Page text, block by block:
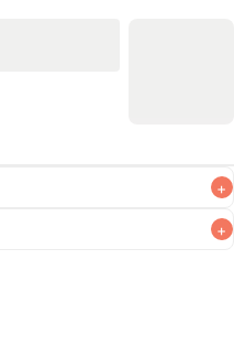
+
+
。なるべくお早めにお召